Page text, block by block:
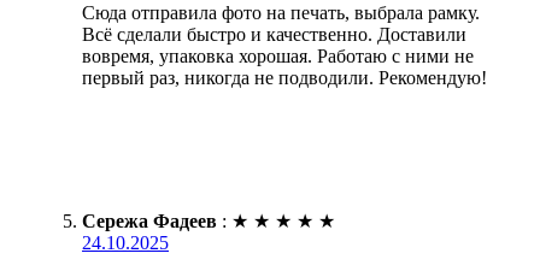
Сюда отправила фото на печать, выбрала рамку.
Всё сделали быстро и качественно. Доставили
вовремя, упаковка хорошая. Работаю с ними не
первый раз, никогда не подводили. Рекомендую!
Сережа Фадеев : ★ ★ ★ ★ ★
24.10.2025